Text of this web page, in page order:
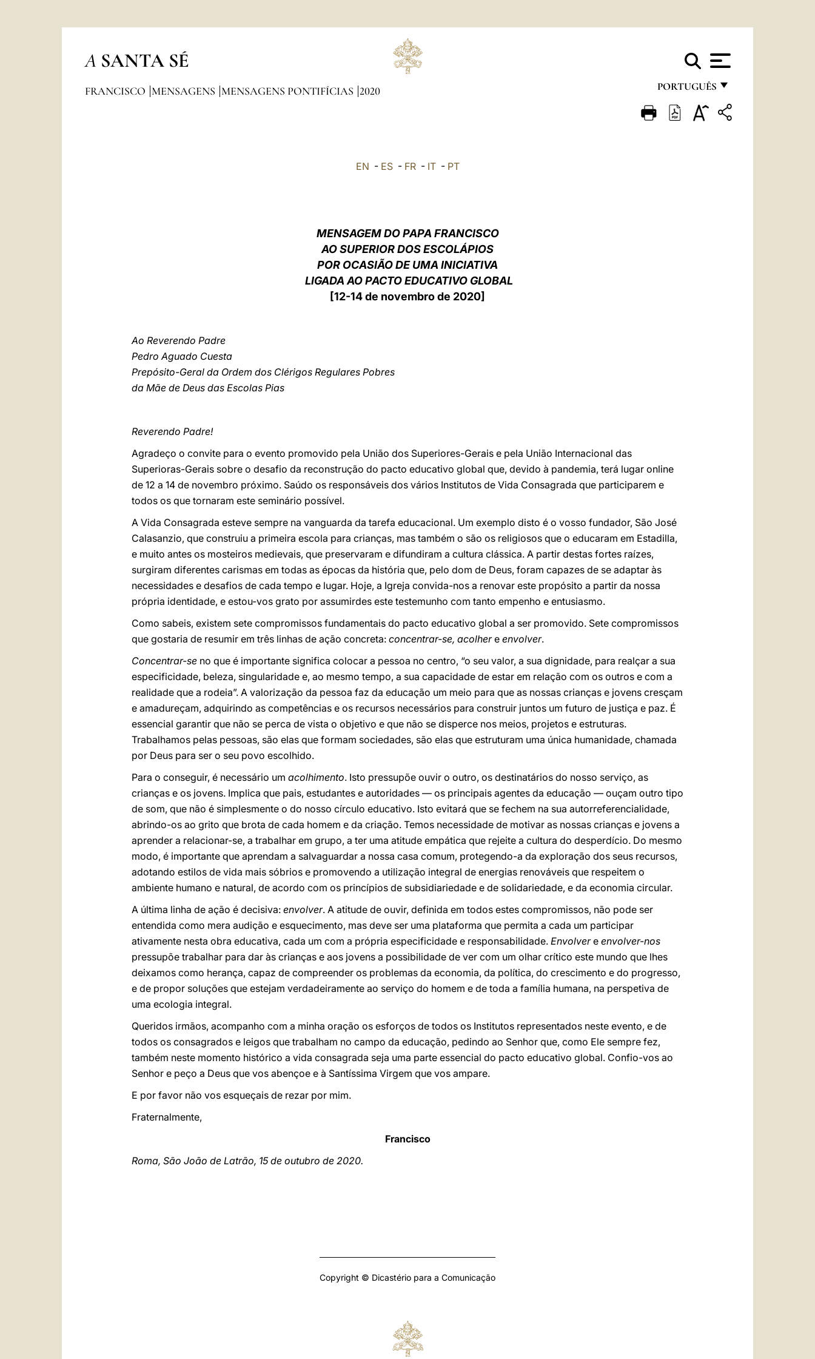
A SANTA SÉ
PORTUGUÊS
FRANÇAIS
FRANCISCO MENSAGENS MENSAGENS PONTIFÍCIAS 2020
EN - ES- FR- IT- PT
MENSAGEM DO PAPA FRANCISCO
AO SUPERIOR DOS ESCOLÁPIOS
POR OCASIÃO DE UMA INICIATIVA
LIGADA AO PACTO EDUCATIVO GLOBAL
[12-14 de novembro de 2020]
Ao Reverendo Padre
Pedro Aguado Cuesta
Prepósito-Geral da Ordem dos Clérigos Regulares Pobres
da Mãe de Deus das Escolas Pias
Reverendo Padre!
Agradeço o convite para o evento promovido pela União dos Superiores-Gerais e pela União Internacional das
Superioras-Gerais sobre o desafio da reconstrução do pacto educativo global que, devido à pandemia, terá lugar online
de 12 a 14 de novembro próximo. Saúdo os responsáveis dos vários Institutos de Vida Consagrada que participarem e
todos os que tornaram este seminário possível.
A Vida Consagrada esteve sempre na vanguarda da tarefa educacional. Um exemplo disto é o vosso fundador, São José
Calasanzio, que construiu a primeira escola para crianças, mas também o são os religiosos que o educaram em Estadilla,
e muito antes os mosteiros medievais, que preservaram e difundiram a cultura clássica. A partir destas fortes raízes,
surgiram diferentes carismas em todas as épocas da história que, pelo dom de Deus, foram capazes de se adaptar às
necessidades e desafios de cada tempo e lugar. Hoje, a Igreja convida-nos a renovar este propósito a partir da nossa
própria identidade, e estou-vos grato por assumirdes este testemunho com tanto empenho e entusiasmo.
Como sabeis, existem sete compromissos fundamentais do pacto educativo global a ser promovido. Sete compromissos
que gostaria de resumir em três linhas de ação concreta: concentrar-se, acolhere envolver.
Concentrar-se no que é importante significa colocar a pessoa no centro, “o seu valor, a sua dignidade, para realçar a sua
especificidade, beleza, singularidade e, ao mesmo tempo, a sua capacidade de estar em relação com os outros e com a
realidade que a rodeia”. A valorização da pessoa faz da educação um meio para que as nossas crianças e jovens cresçam
e amadureçam, adquirindo as competências e os recursos necessários para construir juntos um futuro de justiça e paz. É
essencial garantir que não se perca de vista o objetivo e que não se disperce nos meios, projetos e estruturas.
Trabalhamos pelas pessoas, são elas que formam sociedades, são elas que estruturam uma única humanidade, chamada
por Deus para ser o seu povo escolhido.
Para o conseguir, é necessário um acolhimento. Isto pressupõe ouvir o outro, os destinatários do nosso serviço, as
crianças e os jovens. Implica que pais, estudantes e autoridades — os principais agentes da educação — ouçam outro tipo
de som, que não é simplesmente o do nosso círculo educativo. Isto evitará que se fechem na sua autorreferencialidade,
abrindo-os ao grito que brota de cada homem e da criação. Temos necessidade de motivar as nossas crianças e jovens a
aprender a relacionar-se, a trabalhar em grupo, a ter uma atitude empática que rejeite a cultura do desperdício. Do mesmo
modo, é importante que aprendam a salvaguardar a nossa casa comum, protegendo-a da exploração dos seus recursos,
adotando estilos de vida mais sóbrios e promovendo a utilização integral de energias renováveis que respeitem o
ambiente humano e natural, de acordo com os princípios de subsidiariedade e de solidariedade, e da economia circular.
A última linha de ação é decisiva: envolver. A atitude de ouvir, definida em todos estes compromissos, não pode ser
entendida como mera audição e esquecimento, mas deve ser uma plataforma que permita a cada um participar
ativamente nesta obra educativa, cada um com a própria especificidade e responsabilidade. Envolvere envolver-nos
pressupõe trabalhar para dar às crianças e aos jovens a possibilidade de ver com um olhar crítico este mundo que lhes
deixamos como herança, capaz de compreender os problemas da economia, da política, do crescimento e do progresso,
e de propor soluções que estejam verdadeiramente ao serviço do homem e de toda a família humana, na perspetiva de
uma ecologia integral.
Queridos irmãos, acompanho com a minha oração os esforços de todos os Institutos representados neste evento, e de
todos os consagrados e leigos que trabalham no campo da educação, pedindo ao Senhor que, como Ele sempre fez,
também neste momento histórico a vida consagrada seja uma parte essencial do pacto educativo global. Confio-vos ao
Senhor e peço a Deus que vos abençoe e à Santíssima Virgem que vos ampare.
E por favor não vos esqueçais de rezar por mim.
Fraternalmente,
Francisco
Roma, São João de Latrão, 15 de outubro de 2020.
Copyright © Dicastério para a Comunicação